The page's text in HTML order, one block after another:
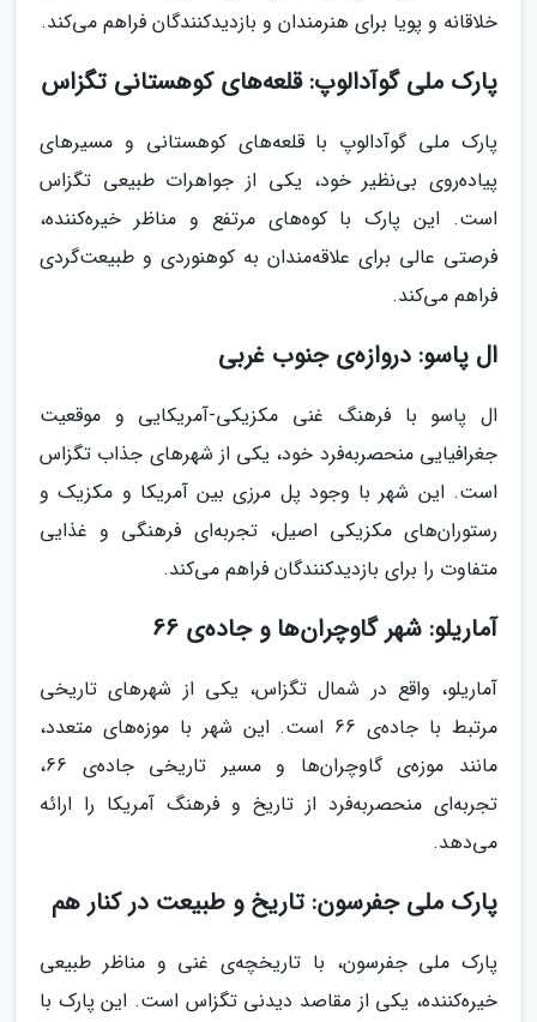
خلاقانه و پویا برای هنرمندان و بازدیدکنندگان فراهم می‌کند.
پارک ملی گوآدالوپ: قلعه‌های کوهستانی تگزاس
پارک ملی گوآدالوپ با قلعه‌های کوهستانی و مسیرهای
پیاده‌روی بی‌نظیر خود، یکی از جواهرات طبیعی تگزاس
است. این پارک با کوه‌های مرتفع و مناظر خیره‌کننده،
فرصتی عالی برای علاقه‌مندان به کوهنوردی و طبیعت‌گردی
فراهم می‌کند.
ال پاسو: دروازه‌ی جنوب غربی
ال پاسو با فرهنگ غنی مکزیکی-آمریکایی و موقعیت
جغرافیایی منحصربه‌فرد خود، یکی از شهرهای جذاب تگزاس
است. این شهر با وجود پل مرزی بین آمریکا و مکزیک و
رستوران‌های مکزیکی اصیل، تجربه‌ای فرهنگی و غذایی
متفاوت را برای بازدیدکنندگان فراهم می‌کند.
آماریلو: شهر گاوچران‌ها و جاده‌ی 66
آماریلو، واقع در شمال تگزاس، یکی از شهرهای تاریخی
مرتبط با جاده‌ی 66 است. این شهر با موزه‌های متعدد،
مانند موزه‌ی گاوچران‌ها و مسیر تاریخی جاده‌ی 66،
تجربه‌ای منحصربه‌فرد از تاریخ و فرهنگ آمریکا را ارائه
می‌دهد.
پارک ملی جفرسون: تاریخ و طبیعت در کنار هم
پارک ملی جفرسون، با تاریخچه‌ی غنی و مناظر طبیعی
خیره‌کننده، یکی از مقاصد دیدنی تگزاس است. این پارک با